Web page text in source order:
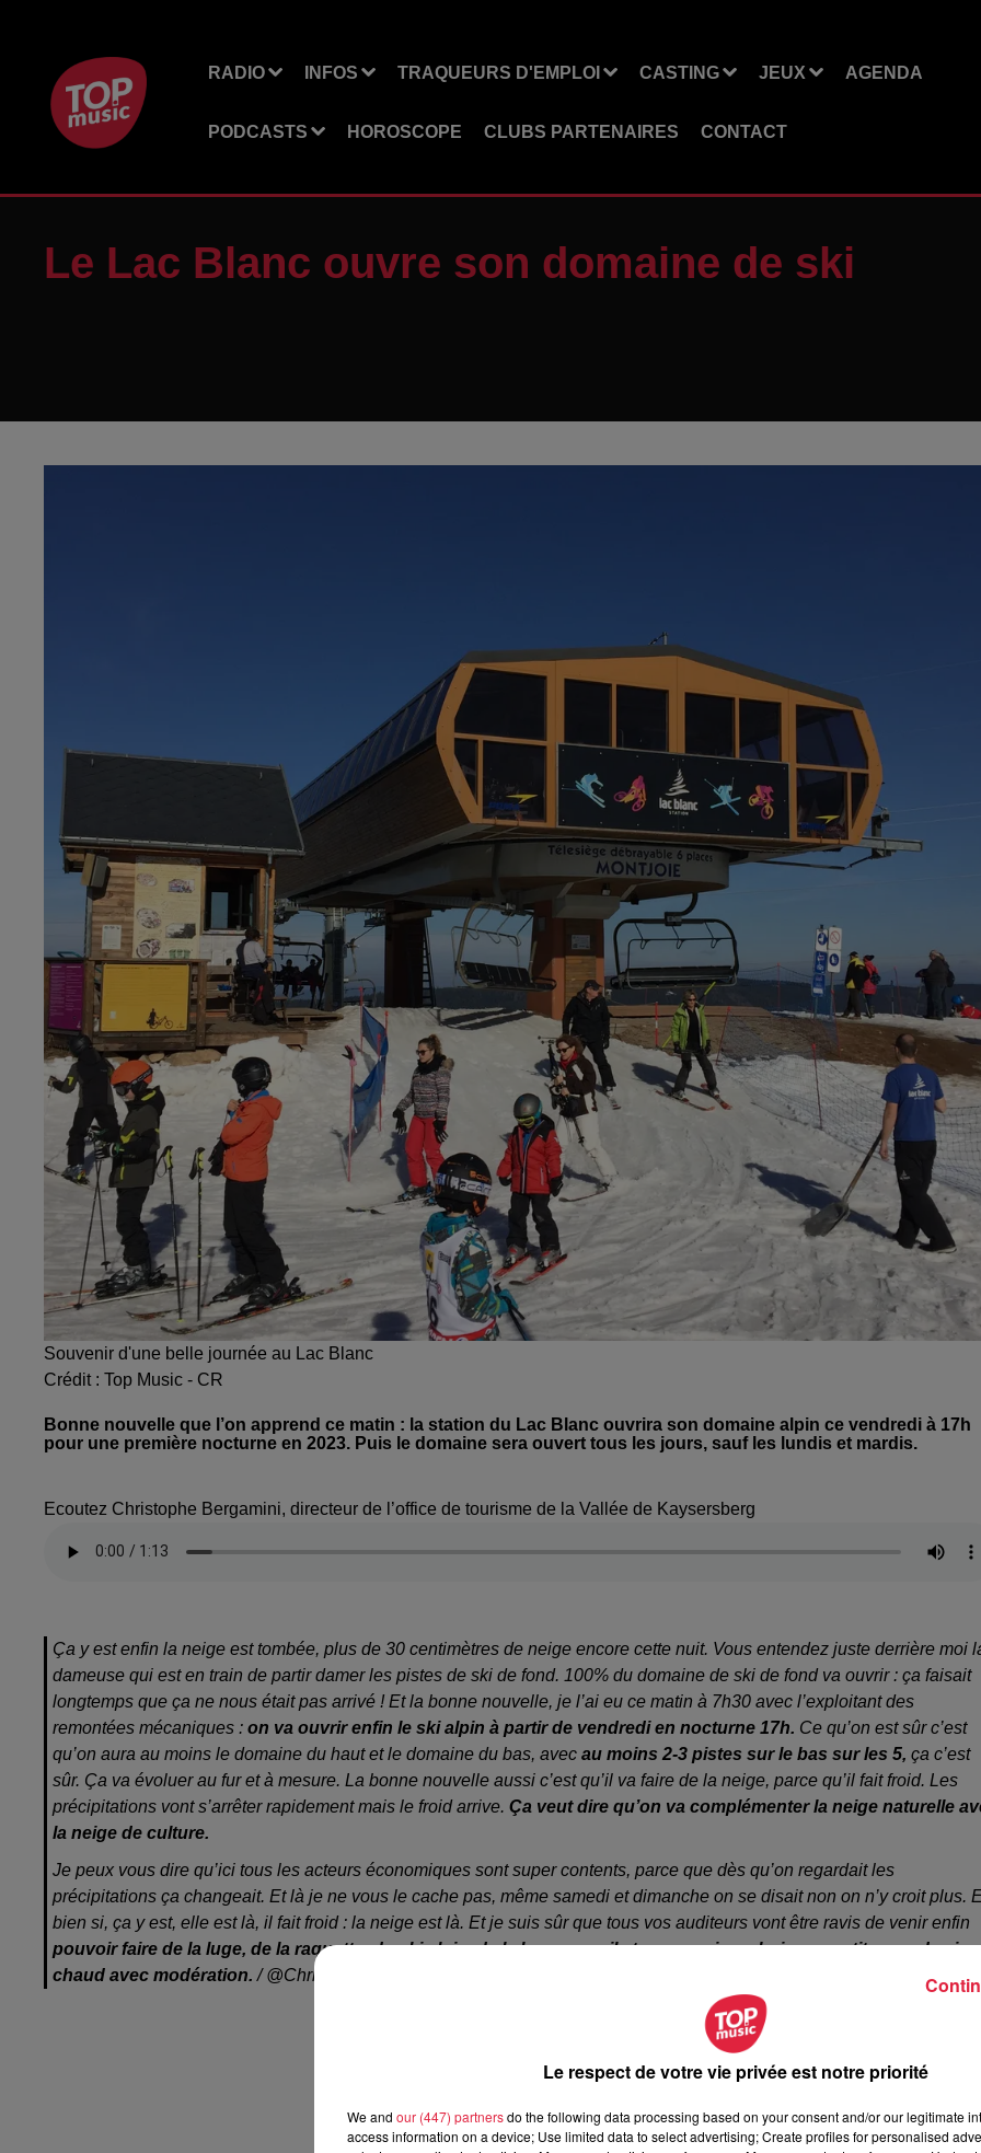
RADIO INFOS TRAQUEURS D'EMPLOI CASTING JEUX AGENDA
PODCASTS HOROSCOPE CLUBS PARTENAIRES CONTACT
Le Lac Blanc ouvre son domaine de ski
Souvenir d'une belle journée au Lac Blanc
Crédit : Top Music - CR
Bonne nouvelle que l’on apprend ce matin : la station du Lac Blanc ouvrira son domaine alpin ce vendredi à 17h
pour une première nocturne en 2023. Puis le domaine sera ouvert tous les jours, sauf les lundis et mardis.
Ecoutez Christophe Bergamini, directeur de l’office de tourisme de la Vallée de Kaysersberg
Ça y est enfin la neige est tombée, plus de 30 centimètres de neige encore cette nuit. Vous entendez juste derrière moi
dameuse qui est en train de partir damer les pistes de ski de fond. 100% du domaine de ski de fond va ouvrir : ça faisait
longtemps que ça ne nous était pas arrivé ! Et la bonne nouvelle, je l’ai eu ce matin à 7h30 avec l’exploitant des
remontées mécaniques : on va ouvrir enfin le ski alpin à partir de vendredi en nocturne 17h. Ce qu’on est sûr c’est
qu’on aura au moins le domaine du haut et le domaine du bas, avec au moins 2-3 pistes sur le bas sur les 5, ça c’est
sûr. Ça va évoluer au fur et à mesure. La bonne nouvelle aussi c’est qu’il va faire de la neige, parce qu’il fait froid. Les
précipitations vont s’arrêter rapidement mais le froid arrive. Ça veut dire qu’on va complémenter la neige naturelle
la neige de culture.
Je peux vous dire qu’ici tous les acteurs économiques sont super contents, parce que dès qu’on regardait les
précipitations ça changeait. Et là je ne vous le cache pas, même samedi et dimanche on se disait non on n’y croit plus.
bien si, ça y est, elle est là, il fait froid : la neige est là. Et je suis sûr que tous vos auditeurs vont être ravis de venir enfin
pouvoir faire de la luge, de la raquette, du ski alpin, de la luge sur rail et pourquoi pas boire un petit verre de vin
chaud avec modération. / @Christophe Bergamini, directeur de l’office de tourisme de la Vallée de Kaysersberg
Le respect de votre vie privée est notre priorité
We and our (447) partnersdo the following data processing based on your consent and/or our legitimate
access information on a device; Use limited data to select advertising; Create profiles for personalised